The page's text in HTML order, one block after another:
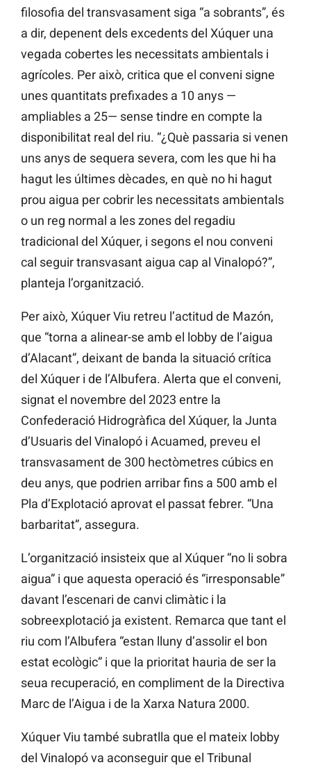
filosofia del transvasament siga “a sobrants”, és
a dir, depenent dels excedents del Xúquer una
vegada cobertes les necessitats ambientals i
agrícoles. Per això, critica que el conveni signe
unes quantitats prefixades a 10 anys —
ampliables a 25— sense tindre en compte la
disponibilitat real del riu. “¿Què passaria si venen
uns anys de sequera severa, com les que hi ha
hagut les últimes dècades, en què no hi hagut
prou aigua per cobrir les necessitats ambientals
o un reg normal a les zones del regadiu
tradicional del Xúquer, i segons el nou conveni
cal seguir transvasant aigua cap al Vinalopó?”,
planteja l’organització.
Per això, Xúquer Viu retreu l’actitud de Mazón,
que “torna a alinear-se amb el lobby de l’aigua
d’Alacant”, deixant de banda la situació crítica
del Xúquer i de l’Albufera. Alerta que el conveni,
signat el novembre del 2023 entre la
Confederació Hidrogràfica del Xúquer, la Junta
d’Usuaris del Vinalopó i Acuamed, preveu el
transvasament de 300 hectòmetres cúbics en
deu anys, que podrien arribar fins a 500 amb el
Pla d’Explotació aprovat el passat febrer. “Una
barbaritat”, assegura.
L’organització insisteix que al Xúquer “no li sobra
aigua” i que aquesta operació és “irresponsable”
davant l’escenari de canvi climàtic i la
sobreexplotació ja existent. Remarca que tant el
riu com l’Albufera “estan lluny d’assolir el bon
estat ecològic” i que la prioritat hauria de ser la
seua recuperació, en compliment de la Directiva
Marc de l’Aigua i de la Xarxa Natura 2000.
Xúquer Viu també subratlla que el mateix lobby
del Vinalopó va aconseguir que el Tribunal